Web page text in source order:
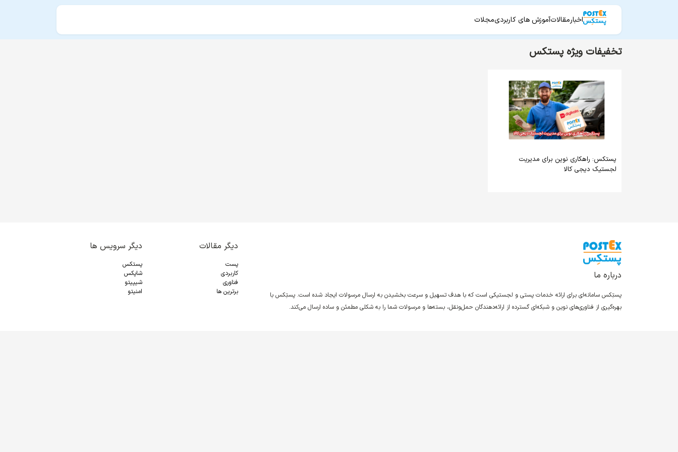
اخبارمقالاتآموزش های کاربردیمجلات
تخفیفات ویژه پستکس
پستکس: راهکاری نوین برای مدیریت
لجستیک دیجی کالا
درباره ما
پستِکس سامانه‌ای برای ارائه خدمات پستی و لجستیکی است که با هدف تسهیل و سرعت بخشیدن به ارسال مرسولات ایجاد شده است. پستِکس با
بهره‌گیری از فناوری‌های نوین و شبکه‌ای گسترده از ارائه‌دهندگان حمل‌ونقل، بسته‌ها و مرسولات شما را به شکلی مطمئن و ساده ارسال می‌کند.
دیگر مقالات
پست
کاربردی
فناوری
برترین ها
دیگر سرویس ها
پستکس
شاپکس
شیپیتو
امنیتو